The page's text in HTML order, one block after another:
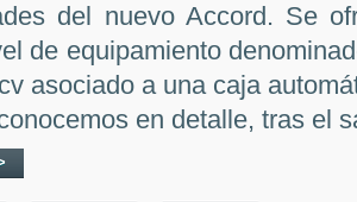
del nuevo Accord. Se
de equipamiento
asociado a una caja
en detalle, tras el